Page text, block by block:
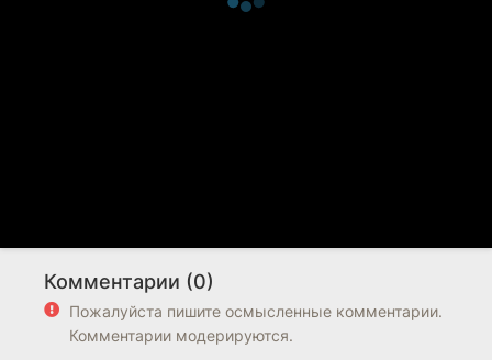
Комментарии (0)
Пожалуйста пишите осмысленные комментарии.
Комментарии модерируются.